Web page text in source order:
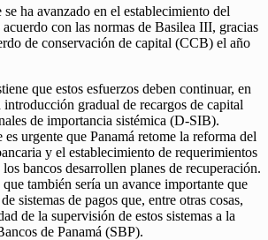
ha avanzado en el establecimiento del
con las normas de Basilea III, gracias
de conservación de capital (CCB) el año
que estos esfuerzos deben continuar, en
gradual de recargos de capital
de importancia sistémica (D-SIB).
es urgente que Panamá retome la reforma del
y el establecimiento de requerimientos
bancos desarrollen planes de recuperación.
también sería un avance importante que
sistemas de pagos que, entre otras cosas,
de la supervisión de estos sistemas a la
de Panamá (SBP).